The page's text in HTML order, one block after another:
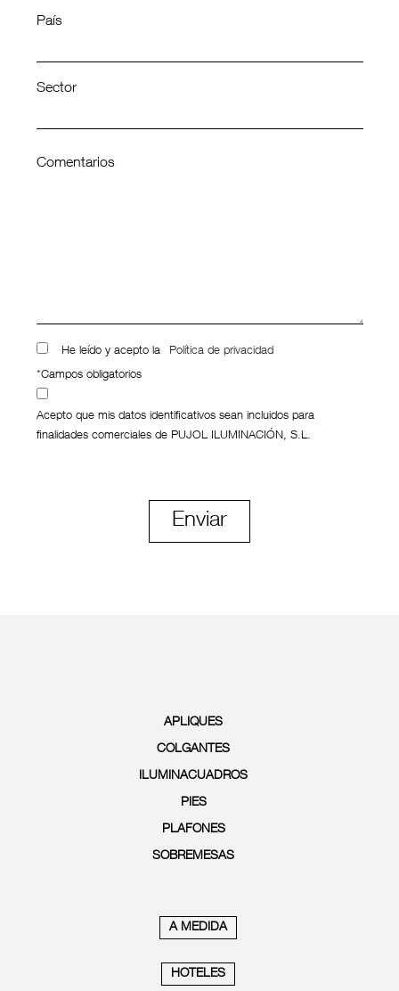
País
Sector
Comentarios
He leído y acepto la Política de privacidad
*Campos obligatorios
Acepto que mis datos identificativos sean incluidos para
finalidades comerciales de PUJOL ILUMINACIÓN, S.L.
Enviar
APLIQUES
COLGANTES
ILUMINACUADROS
PIES
PLAFONES
SOBREMESAS
A MEDIDA
HOTELES